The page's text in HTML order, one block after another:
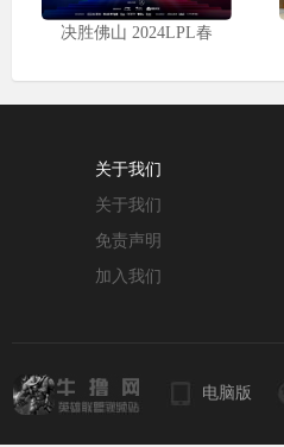
决胜佛山 2024LPL春
关于我们
关于我们
免责声明
加入我们
电脑版